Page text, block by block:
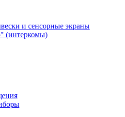
и сенсорные экраны
(интеркомы)